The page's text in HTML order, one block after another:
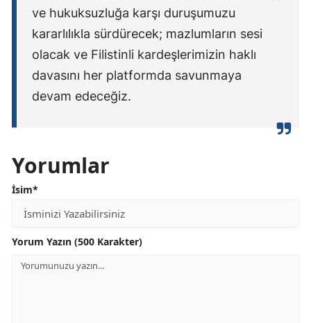
ve hukuksuzluğa karşı duruşumuzu
kararlılıkla sürdürecek; mazlumların sesi
olacak ve Filistinli kardeşlerimizin haklı
davasını her platformda savunmaya
devam edeceğiz.
Yorumlar
İsim*
Yorum Yazın (500 Karakter)